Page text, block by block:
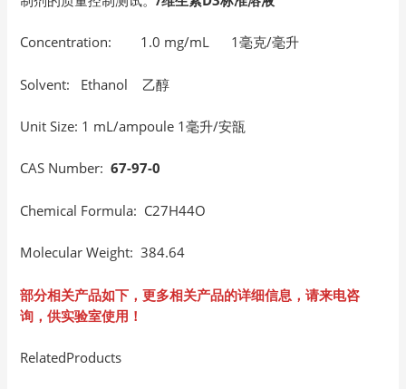
Concentration: 1.0 mg/mL 1毫克/毫升
Solvent: Ethanol 乙醇
Unit Size: 1 mL/ampoule 1毫升/安瓿
CAS Number:67-97-0
Chemical Formula: C27H44O
Molecular Weight: 384.64
部分相关产品如下，更多相关产品的详细信息，请来电咨
询，供实验室使用！
RelatedProducts